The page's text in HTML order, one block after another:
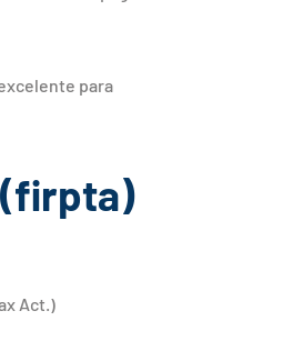
para
Act.)